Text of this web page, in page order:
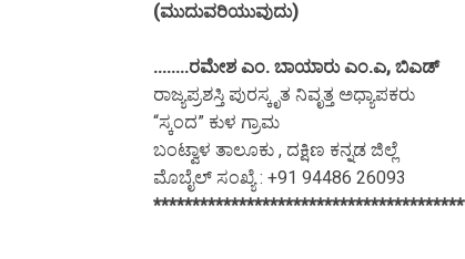
(ಮುದುವರಿಯುವುದು)
........ರಮೇಶ ಎಂ. ಬಾಯಾರು ಎಂ.ಎ, ಬಿಎಡ್
ರಾಜ್ಯಪ್ರಶಸ್ತಿ ಪುರಸ್ಕೃತ ನಿವೃತ್ತ ಅಧ್ಯಾಪಕರು
“ಸ್ಕಂದ” ಕುಳ ಗ್ರಾಮ
ಬಂಟ್ವಾಳ ತಾಲೂಕು , ದಕ್ಷಿಣ ಕನ್ನಡ ಜಿಲ್ಲೆ
ಮೊಬೈಲ್ ಸಂಖ್ಯೆ : +91 94486 26093